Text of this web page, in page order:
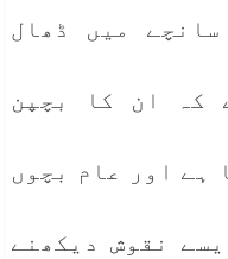
میں ڈھال
کہ ان کا بچپن
ہے اور عام بچوں
نقوش دیکھنے